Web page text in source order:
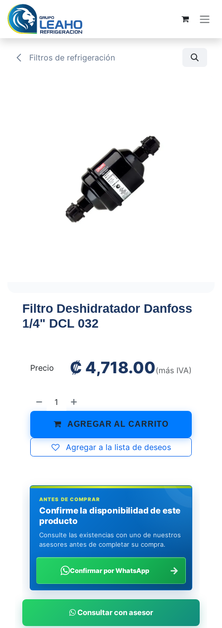
Ir al contenido
Filtros de refrigeración
Filtro Deshidratador Danfoss
1/4" DCL 032
AGREGAR AL CARRITO
Agregar a la lista de deseos
Precio ₡ 4,718.00(más IVA)
ANTES DE COMPRAR
Confirme la disponibilidad de este
producto
Consulte las existencias con uno de nuestros
asesores antes de completar su compra.
Confirmar por WhatsApp →
Consultar con asesor